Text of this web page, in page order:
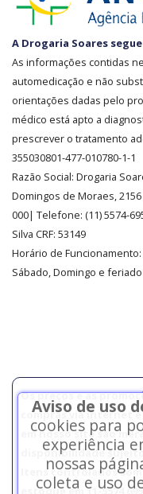
A Drogaria Soares
As informações contidas
automedicação e não
orientações dadas pelo
médico está apto a
prescrever o tratamento
355030801-477-010780-1-1
Razão Social: Drogaria
Domingos de Moraes, 2156
000| Telefone: (11)5574-
Silva CRF: 53149
Horário de Funcionamento:
Sábado, Domingo e
Os preços e as
compras via internet
em nosso site são
disponibilidade
Itens controlados
estoque em 11-5574
Aviso de uso
cookies para
experiência
nossas
coleta e uso